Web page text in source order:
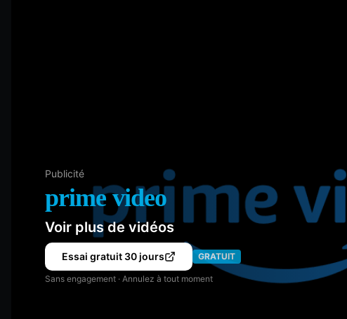
Publicité
prime video
Voir plus de vidéos
Essai gratuit 30 jours GRATUIT
Sans engagement · Annulez à tout moment